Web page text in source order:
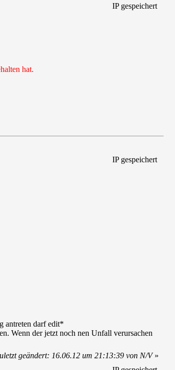
IP gespeichert
hat.
IP gespeichert
antreten darf edit*
Wenn der jetzt noch nen Unfall verursachen
geändert: 16.06.12 um 21:13:39 von N/V»